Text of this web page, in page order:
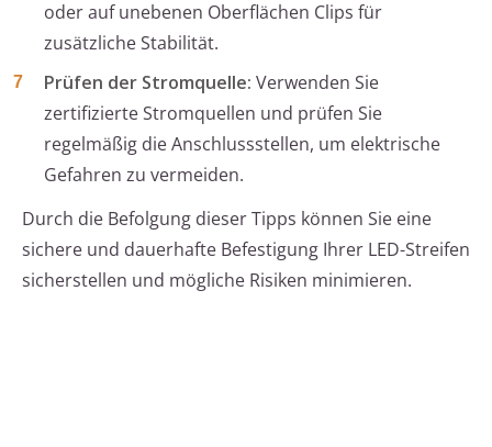
oder auf unebenen Oberflächen Clips für
zusätzliche Stabilität.
Prüfen der Stromquelle: Verwenden Sie
zertifizierte Stromquellen und prüfen Sie
regelmäßig die Anschlussstellen, um elektrische
Gefahren zu vermeiden.
Durch die Befolgung dieser Tipps können Sie eine
sichere und dauerhafte Befestigung Ihrer LED-Streifen
sicherstellen und mögliche Risiken minimieren.